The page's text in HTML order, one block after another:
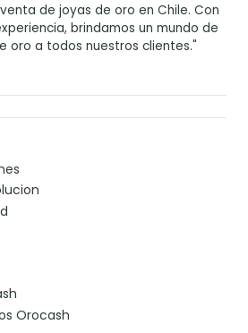
de joyas de oro en Chile. Con
brindamos un mundo de
oro a todos nuestros clientes."
Orocash